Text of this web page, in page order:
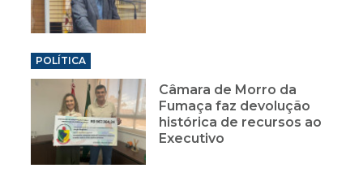
POLÍTICA
Câmara de Morro da
Fumaça faz devolução
histórica de recursos ao
Executivo